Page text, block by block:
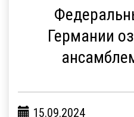
Германии
15.09.2024